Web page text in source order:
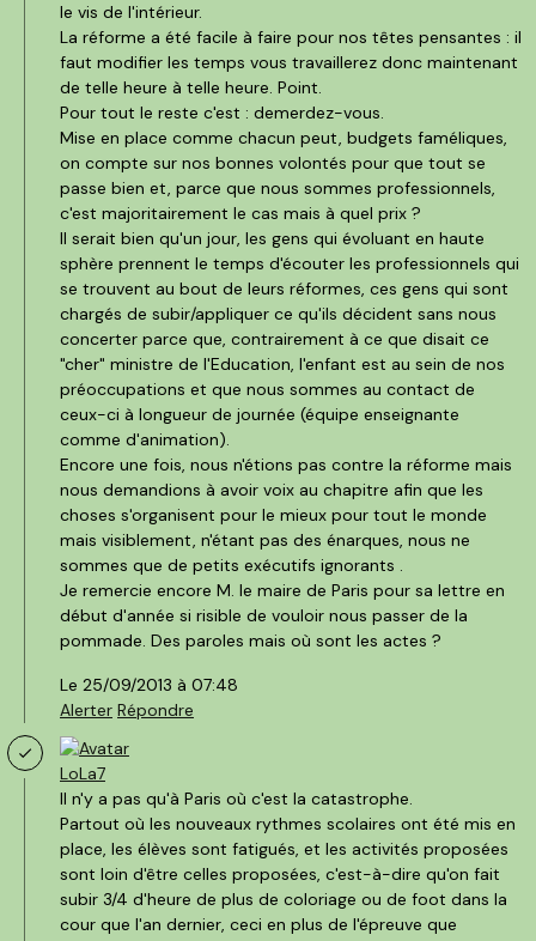
le vis de l'intérieur.
La réforme a été facile à faire pour nos têtes pensantes : il
faut modifier les temps vous travaillerez donc maintenant
de telle heure à telle heure. Point.
Pour tout le reste c'est : demerdez-vous.
Mise en place comme chacun peut, budgets faméliques,
on compte sur nos bonnes volontés pour que tout se
passe bien et, parce que nous sommes professionnels,
c'est majoritairement le cas mais à quel prix ?
Il serait bien qu'un jour, les gens qui évoluant en haute
sphère prennent le temps d'écouter les professionnels qui
se trouvent au bout de leurs réformes, ces gens qui sont
chargés de subir/appliquer ce qu'ils décident sans nous
concerter parce que, contrairement à ce que disait ce
"cher" ministre de l'Education, l'enfant est au sein de nos
préoccupations et que nous sommes au contact de
ceux-ci à longueur de journée (équipe enseignante
comme d'animation).
Encore une fois, nous n'étions pas contre la réforme mais
nous demandions à avoir voix au chapitre afin que les
choses s'organisent pour le mieux pour tout le monde
mais visiblement, n'étant pas des énarques, nous ne
sommes que de petits exécutifs ignorants .
Je remercie encore M. le maire de Paris pour sa lettre en
début d'année si risible de vouloir nous passer de la
pommade. Des paroles mais où sont les actes ?
Le 25/09/2013 à 07:48
Alerter Répondre
LoLa7
Il n'y a pas qu'à Paris où c'est la catastrophe.
Partout où les nouveaux rythmes scolaires ont été mis en
place, les élèves sont fatigués, et les activités proposées
sont loin d'être celles proposées, c'est-à-dire qu'on fait
subir 3/4 d'heure de plus de coloriage ou de foot dans la
cour que l'an dernier, ceci en plus de l'épreuve que